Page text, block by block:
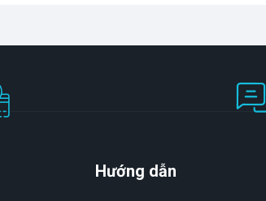
Hướng dẫn